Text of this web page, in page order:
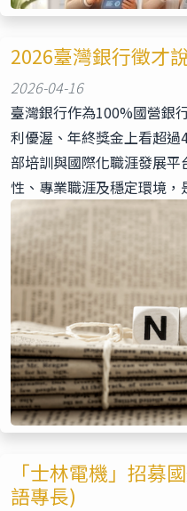
2026臺灣銀行徵才
2026-04-16
臺灣銀行作為100%國營銀
利優渥、年終獎金上看超
部培訓與國際化職涯發展
性、專業職涯及穩定環境
「士林電機」招募
語專長)